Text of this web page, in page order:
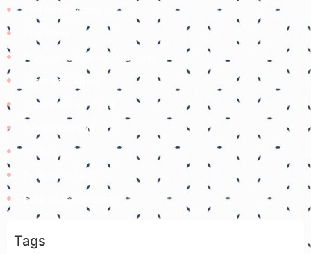
Prof Roh Pedroso
Professora Rebeca Neumann
Jogos educativos
Coisinhas da Tia Cal
@ProfessoraGii
Professora Lisiê
Ensinando com amor
Tags